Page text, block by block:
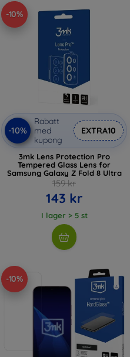
-10%
-10%
Rabatt
med
kupong
EXTRA10
3mk Lens Protection Pro
Tempered Glass Lens for
Samsung Galaxy Z Fold 8 Ultra
159 kr
143 kr
I lager > 5 st
-10%